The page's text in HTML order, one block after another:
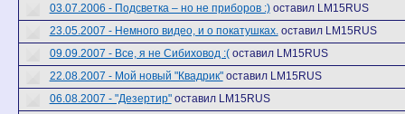
03.07.2006 - Подсветка – но не приборов :) оставил LM15RUS
23.05.2007 - Немного видео, и о покатушках. оставил LM15RUS
09.09.2007 - Все, я не Сибиховод :( оставил LM15RUS
22.08.2007 - Мой новый "Квадрик" оставил LM15RUS
06.08.2007 - "Дезертир" оставил LM15RUS